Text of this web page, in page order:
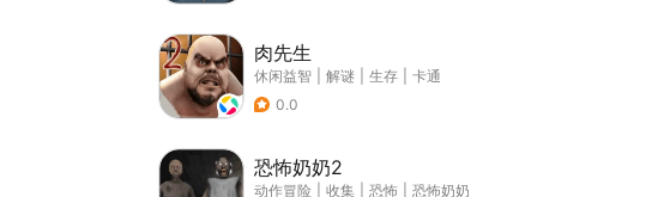
肉先生
休闲益智 解谜 生存
卡通
0.0
恐怖奶奶2
动作冒险 收集 恐怖
恐怖奶奶